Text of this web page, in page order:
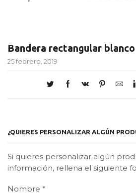
Bandera rectangular blanco
25 febrero, 2019
¿QUIERES PERSONALIZAR ALGÚN
Si quieres personalizar algún
información, rellena el siguiente
Nombre *